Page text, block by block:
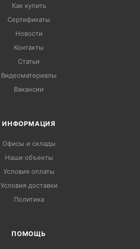
Как купить
Сертификаты
Новости
Контакты
Статьи
Видеоматериалы
Вакансии
ИНФОРМАЦИЯ
Офисы и склады
Наши объекты
Условия оплаты
Условия доставки
Политика
ПОМОЩЬ